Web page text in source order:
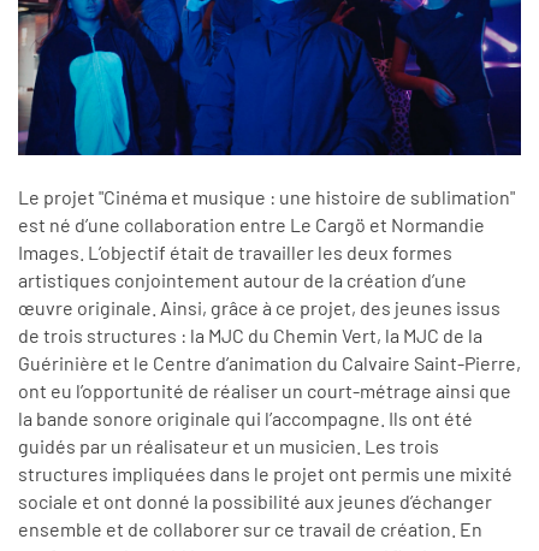
Le projet "Cinéma et musique : une histoire de sublimation"
est né d’une collaboration entre Le Cargö et Normandie
Images. L’objectif était de travailler les deux formes
artistiques conjointement autour de la création d’une
œuvre originale. Ainsi, grâce à ce projet, des jeunes issus
de trois structures : la MJC du Chemin Vert, la MJC de la
Guérinière et le Centre d’animation du Calvaire Saint-Pierre,
ont eu l’opportunité de réaliser un court-métrage ainsi que
la bande sonore originale qui l’accompagne. Ils ont été
guidés par un réalisateur et un musicien. Les trois
structures impliquées dans le projet ont permis une mixité
sociale et ont donné la possibilité aux jeunes d’échanger
ensemble et de collaborer sur ce travail de création. En